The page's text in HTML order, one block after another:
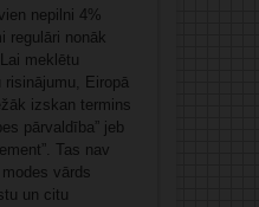
nepilni 4%
regulāri nonāk
meklētu
Eiropā
izskan termins
pārvaldība” jeb
Tas nav
vārds
un citu